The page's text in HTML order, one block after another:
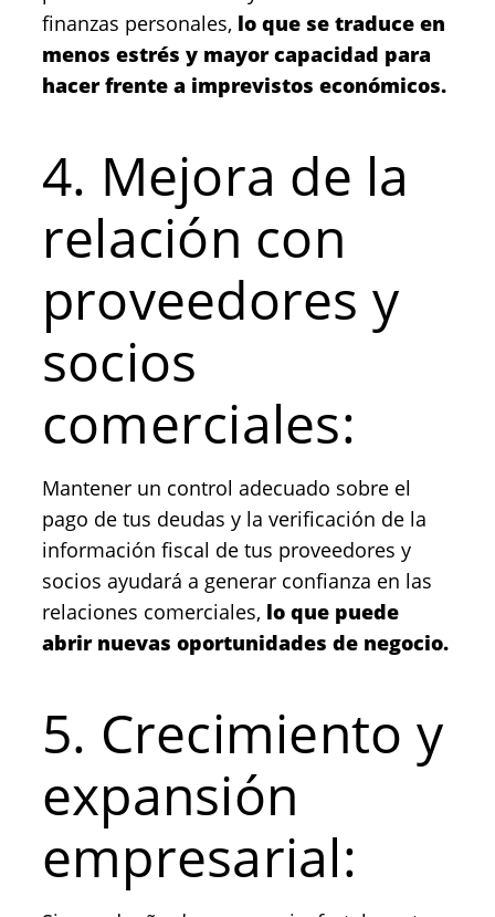
finanzas personales, lo que se traduce en
menos estrés y mayor capacidad para
hacer frente a imprevistos económicos.
4. Mejora de la
relación con
proveedores y
socios
comerciales:
Mantener un control adecuado sobre el
pago de tus deudas y la verificación de la
información fiscal de tus proveedores y
socios ayudará a generar confianza en las
relaciones comerciales, lo que puede
abrir nuevas oportunidades de negocio.
5. Crecimiento y
expansión
empresarial: